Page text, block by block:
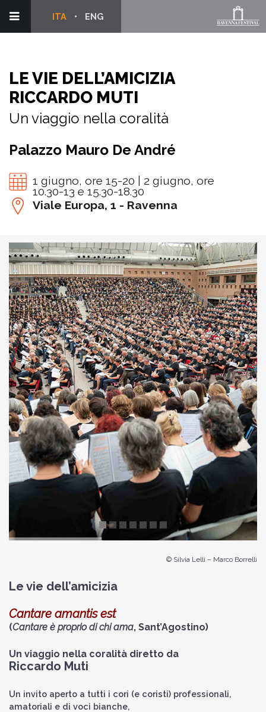
ENG
ITA
LE VIE DELL’AMICIZIA
RICCARDO MUTI
Un viaggio nella coralità
Palazzo Mauro De André
1 giugno, ore 15-20 | 2 giugno, ore
10.30-13 e 15.30-18.30
Viale Europa, 1 - Ravenna
© Silvia Lelli – Marco Borrelli
Le vie dell’amicizia
Cantare amantis est
(Cantare è proprio di chi ama, Sant’Agostino)
Un viaggio nella coralità diretto da
Riccardo Muti
Un invito aperto a tutti i cori (e coristi) professionali,
amatoriali e di voci bianche,